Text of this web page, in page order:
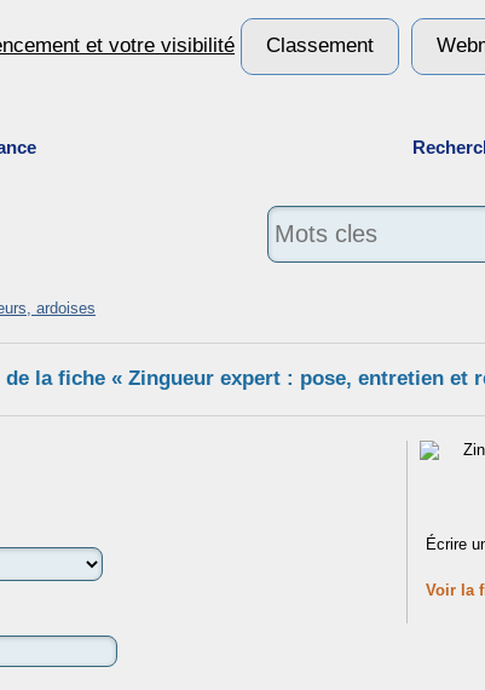
Classement
ardoises
la fiche « Zingueur expert : pose, entretien et
Écrire
Voir la